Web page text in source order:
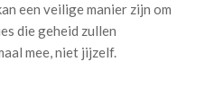
een veilige manier zijn om
die geheid zullen
mee, niet jijzelf.